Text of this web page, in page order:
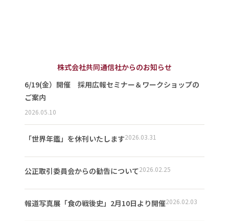
株式会社共同通信社からのお知らせ
6/19(金）開催 採用広報セミナー＆ワークショップの
ご案内
2026.05.10
「世界年鑑」を休刊いたします2026.03.31
公正取引委員会からの勧告について2026.02.25
報道写真展「食の戦後史」2月10日より開催2026.02.03